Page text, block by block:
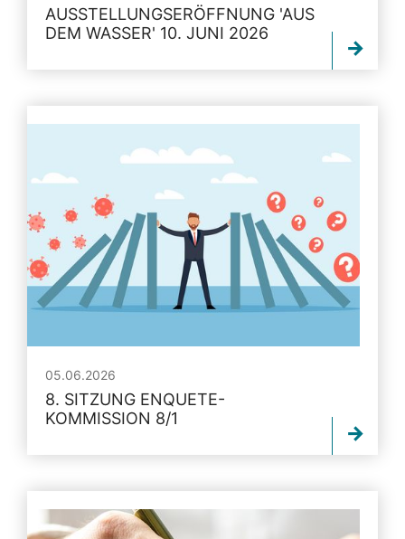
AUSSTELLUNGSERÖFFNUNG 'AUS
DEM WASSER' 10. JUNI 2026
05.06.2026
8. SITZUNG ENQUETE-
KOMMISSION 8/1